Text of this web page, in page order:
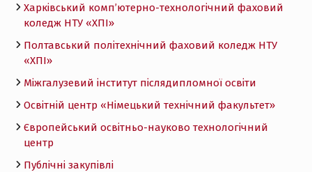
Харківський комп’ютерно-технологічний фаховий
коледж НТУ «ХПI»
Полтавський політехнічний фаховий коледж НТУ
«ХПI»
Міжгалузевий інститут післядипломної освіти
Освітній центр «Німецький технічний факультет»
Європейський освітньо-науково технологічний
центр
Публічні закупівлі